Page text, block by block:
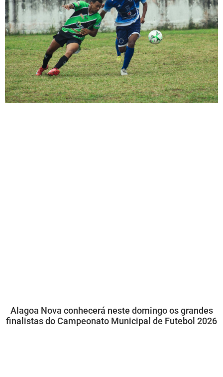
Alagoa Nova conhecerá neste domingo os grandes
finalistas do Campeonato Municipal de Futebol 2026